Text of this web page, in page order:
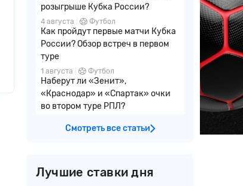
розыгрыше Кубка России?
4 августа Футбол
Как пройдут первые матчи Кубка
России? Обзор встреч в первом
туре
1 августа Футбол
Наберут ли «Зенит»,
«Краснодар» и «Спартак» очки
во втором туре РПЛ?
Смотреть все статьи
Лучшие ставки дня